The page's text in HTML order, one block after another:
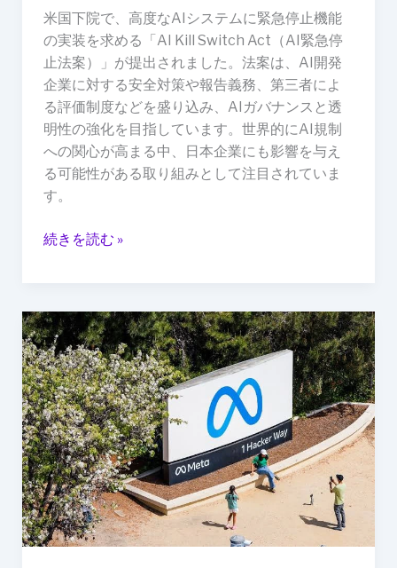
米国下院で、高度なAIシステムに緊急停止機能
の実装を求める「AI Kill Switch Act（AI緊急停
止法案）」が提出されました。法案は、AI開発
企業に対する安全対策や報告義務、第三者によ
る評価制度などを盛り込み、AIガバナンスと透
明性の強化を目指しています。世界的にAI規制
への関心が高まる中、日本企業にも影響を与え
る可能性がある取り組みとして注目されていま
す。
法
案
を
提
案
──
全
な
AI
開
け
た
新
た
な
議
論
続きを読む »
Meta
の
AI
活
用
を
巡
る
訴
訟
──